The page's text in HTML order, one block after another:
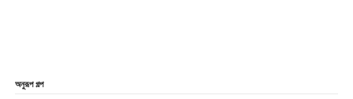
অনুরূপ গল্প